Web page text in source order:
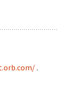
.